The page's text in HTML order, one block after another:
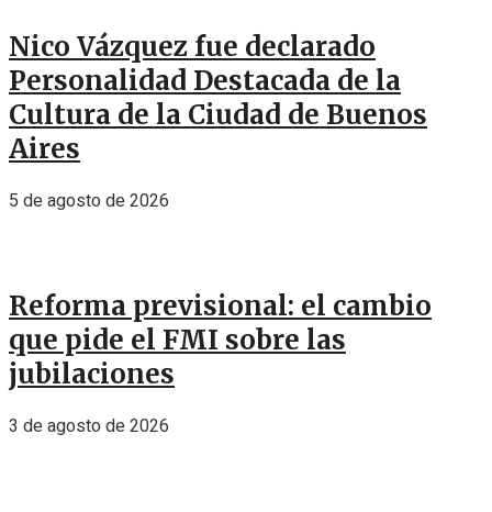
Nico Vázquez fue declarado
Personalidad Destacada de la
Cultura de la Ciudad de Buenos
Aires
5 de agosto de 2026
Reforma previsional: el cambio
que pide el FMI sobre las
jubilaciones
3 de agosto de 2026